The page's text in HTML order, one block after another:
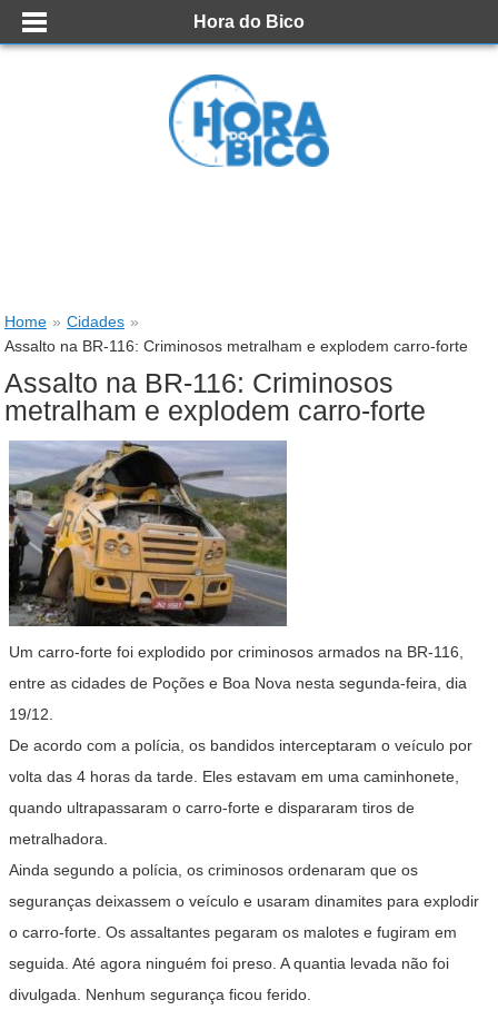
Hora do Bico
Home » Cidades »
Assalto na BR-116: Criminosos metralham e explodem carro-forte
Assalto na BR-116: Criminosos
metralham e explodem carro-forte
Um carro-forte foi explodido por criminosos armados na BR-116,
entre as cidades de Poções e Boa Nova nesta segunda-feira, dia
19/12.
De acordo com a polícia, os bandidos interceptaram o veículo por
volta das 4 horas da tarde. Eles estavam em uma caminhonete,
quando ultrapassaram o carro-forte e dispararam tiros de
metralhadora.
Ainda segundo a polícia, os criminosos ordenaram que os
seguranças deixassem o veículo e usaram dinamites para explodir
o carro-forte. Os assaltantes pegaram os malotes e fugiram em
seguida. Até agora ninguém foi preso. A quantia levada não foi
divulgada. Nenhum segurança ficou ferido.